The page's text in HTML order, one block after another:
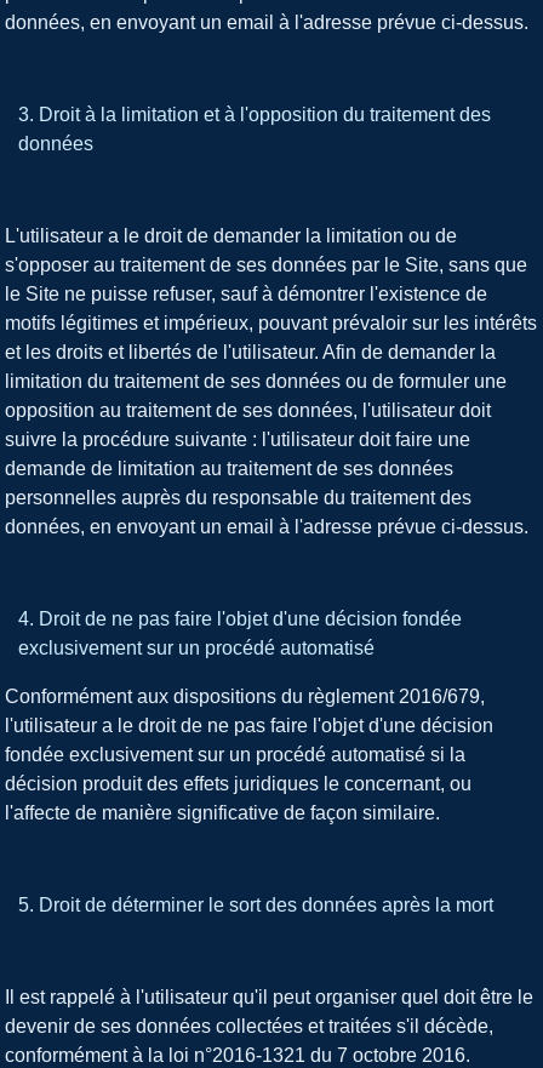
données, en envoyant un email à l'adresse prévue ci-dessus.
Droit à la limitation et à l'opposition du traitement des
données
L'utilisateur a le droit de demander la limitation ou de
s'opposer au traitement de ses données par le Site, sans que
le Site ne puisse refuser, sauf à démontrer l'existence de
motifs légitimes et impérieux, pouvant prévaloir sur les intérêts
et les droits et libertés de l'utilisateur. Afin de demander la
limitation du traitement de ses données ou de formuler une
opposition au traitement de ses données, l'utilisateur doit
suivre la procédure suivante : l'utilisateur doit faire une
demande de limitation au traitement de ses données
personnelles auprès du responsable du traitement des
données, en envoyant un email à l'adresse prévue ci-dessus.
Droit de ne pas faire l'objet d'une décision fondée
exclusivement sur un procédé automatisé
Conformément aux dispositions du règlement 2016/679,
l'utilisateur a le droit de ne pas faire l'objet d'une décision
fondée exclusivement sur un procédé automatisé si la
décision produit des effets juridiques le concernant, ou
l'affecte de manière significative de façon similaire.
Droit de déterminer le sort des données après la mort
Il est rappelé à l'utilisateur qu'il peut organiser quel doit être le
devenir de ses données collectées et traitées s'il décède,
conformément à la loi n°2016-1321 du 7 octobre 2016.